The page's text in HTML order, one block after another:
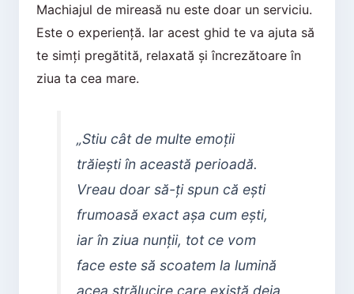
Machiajul de mireasă nu este doar un serviciu.
Este o experiență. Iar acest ghid te va ajuta să
te simți pregătită, relaxată și încrezătoare în
ziua ta cea mare.
„Stiu cât de multe emoții
trăiești în această perioadă.
Vreau doar să-ți spun că ești
frumoasă exact așa cum ești,
iar în ziua nunții, tot ce vom
face este să scoatem la lumină
acea strălucire care există deja